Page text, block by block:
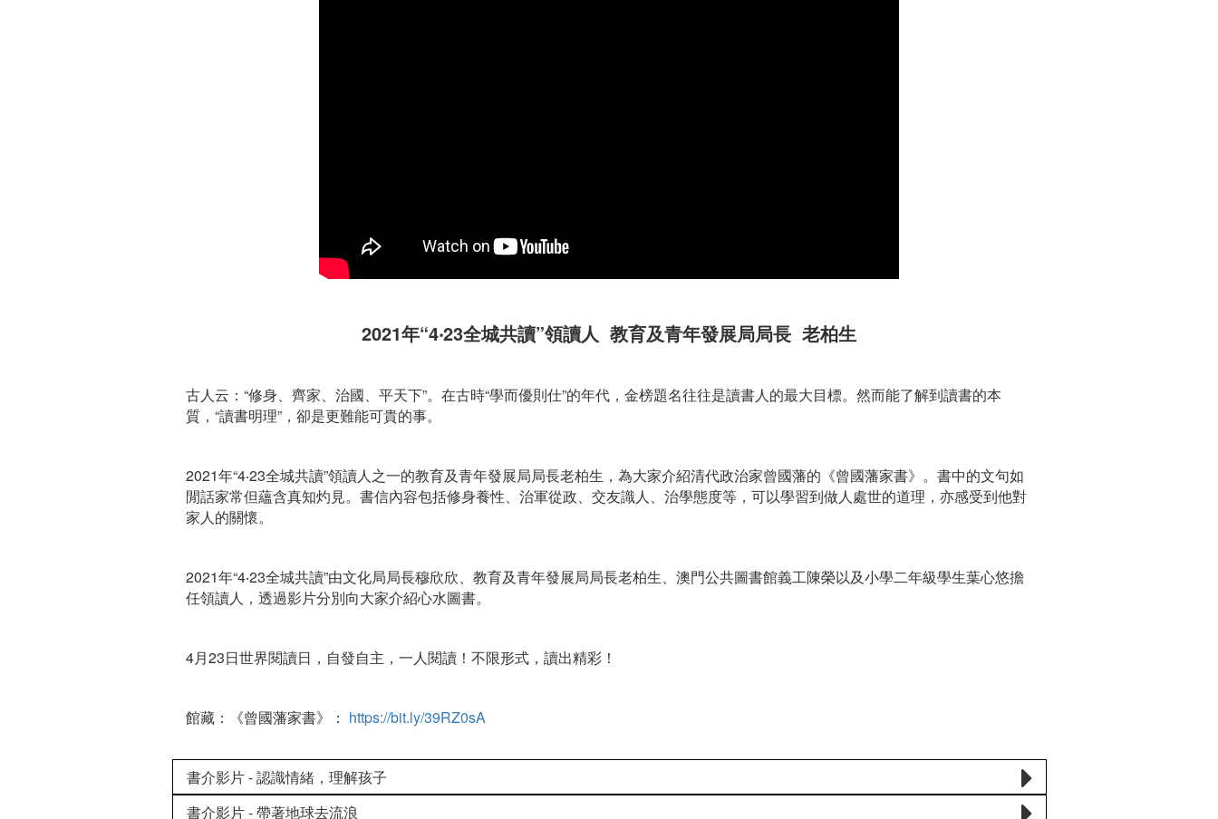
2021年“4‧23全城共讀”領讀人 教育及青年發展局局長 老柏生
古人云：“修身、齊家、治國、平天下”。在古時“學而優則仕”的年代，金榜題名往往是讀書人的最大目標。然而能了解到讀書的本
質，“讀書明理”，卻是更難能可貴的事。
2021年“4‧23全城共讀”領讀人之一的教育及青年發展局局長老柏生，為大家介紹清代政治家曾國藩的《曾國藩家書》。書中的文句如
閒話家常但蘊含真知灼見。書信內容包括修身養性、治軍從政、交友識人、治學態度等，可以學習到做人處世的道理，亦感受到他對
家人的關懷。
2021年“4‧23全城共讀”由文化局局長穆欣欣、教育及青年發展局局長老柏生、澳門公共圖書館義工陳榮以及小學二年級學生葉心悠擔
任領讀人，透過影片分別向大家介紹心水圖書。
4月23日世界閱讀日，自發自主，一人閱讀！不限形式，讀出精彩！
館藏：《曾國藩家書》： https://bit.ly/39RZ0sA
書介影片 - 認識情緒，理解孩子
書介影片 - 帶著地球去流浪